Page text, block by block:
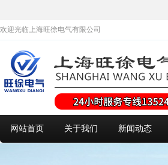
欢迎光临上海旺徐电气有限公司
网站首页 关于我们 新闻动态